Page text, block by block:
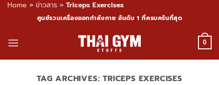
Home » ข่าวสาร » Triceps Exercises
content
ศูนย์รวมเครื่องออกกำลังกาย อันดับ 1 ที่ครบครันที่สุด
0
TAG ARCHIVES:TRICEPS EXERCISES